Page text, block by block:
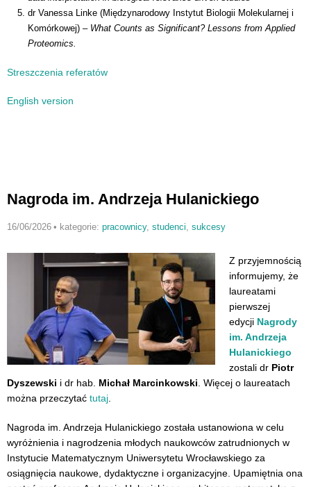
dr Vanessa Linke (Międzynarodowy Instytut Biologii Molekularnej i
Komórkowej) – What Counts as Significant? Lessons from Applied
Proteomics.
Streszczenia referatów
English version
Nagroda im. Andrzeja Hulanickiego
16/06/2026 • kategorie: pracownicy, studenci, sukcesy
Z przyjemnością
informujemy, że
laureatami
pierwszej
edycji Nagrody
im. Andrzeja
Hulanickiego
zostali dr Piotr
Dyszewski i dr hab. Michał Marcinkowski. Więcej o laureatach
można przeczytać tutaj.
Nagroda im. Andrzeja Hulanickiego została ustanowiona w celu
wyróżnienia i nagrodzenia młodych naukowców zatrudnionych w
Instytucie Matematycznym Uniwersytetu Wrocławskiego za
osiągnięcia naukowe, dydaktyczne i organizacyjne. Upamiętnia ona